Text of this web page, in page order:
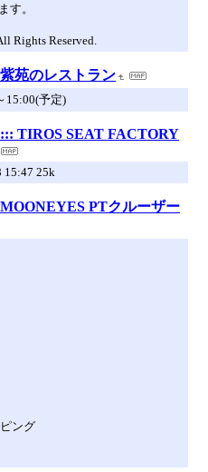
す。
Rights Reserved.
紫苑のレストラン
予定)
::: TIROS SEAT FACTORY
15:47 25k
MOONEYES PTクルーザー
ング